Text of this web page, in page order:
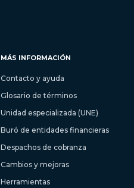
MÁS INFORMACIÓN
Contacto y ayuda
Glosario de términos
Unidad especializada (UNE)
Buró de entidades financieras
Despachos de cobranza
Cambios y mejoras
Herramientas